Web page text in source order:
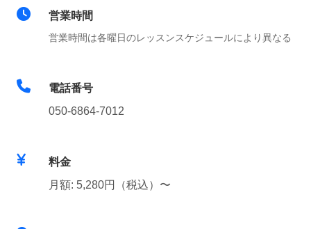
営業時間
営業時間は各曜日のレッスンスケジュールにより異なる
電話番号
050-6864-7012
料金
月額: 5,280円（税込）〜